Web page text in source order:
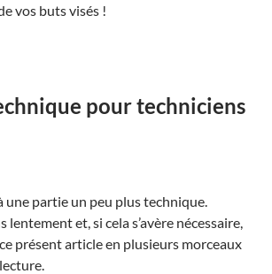
vos buts visés !
pour techniciens
une partie un peu plus technique.
et, si cela s’avère nécessaire,
présent article en plusieurs morceaux